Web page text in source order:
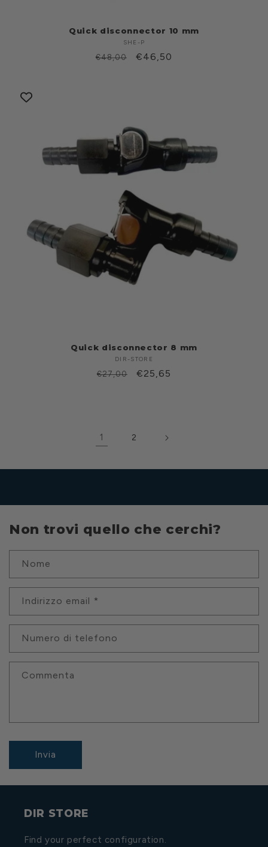
Quick disconnector 10 mm
Produttore:
SHE-P
Prezzo
€48,00
Prezzo
€46,50
Quick disconnector 8 mm
Produttore:
DIR-STORE
Prezzo
€27,00
Prezzo
€25,65
1 2
Non trovi quello che cerchi?
Nome
Indirizzo email *
Numero di telefono
Commenta
Invia
DIR STORE
Find your perfect configuration.